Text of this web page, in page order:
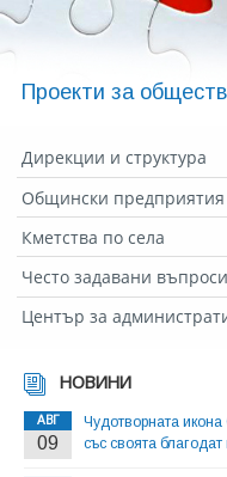
Проекти за
Дирекции и структура
Общински предприятия
Кметства по села
Често задавани въпроси
Център за
НОВИНИ
АВГ
09
Чудотворната
със своята